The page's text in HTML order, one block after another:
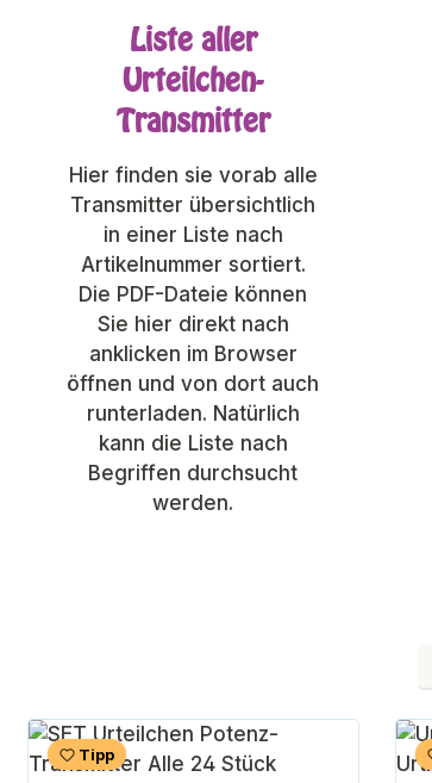
Liste aller
Urteilchen-
Transmitter
Hier finden sie vorab alle
Transmitter übersichtlich
in einer Liste nach
Artikelnummer sortiert.
Die PDF-Dateie können
Sie hier direkt nach
anklicken im Browser
öffnen und von dort auch
runterladen. Natürlich
kann die Liste nach
Begriffen durchsucht
werden.
Tipp